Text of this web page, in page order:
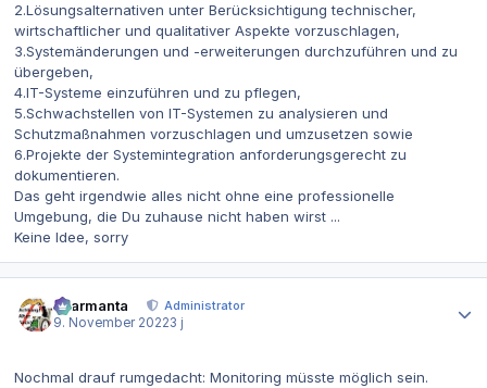
2.Lösungsalternativen unter Berücksichtigung technischer,
wirtschaftlicher und qualitativer Aspekte vorzuschlagen,
3.Systemänderungen und -erweiterungen durchzuführen und zu
übergeben,
4.IT-Systeme einzuführen und zu pflegen,
5.Schwachstellen von IT-Systemen zu analysieren und
Schutzmaßnahmen vorzuschlagen und umzusetzen sowie
6.Projekte der Systemintegration anforderungsgerecht zu
dokumentieren.
Das geht irgendwie alles nicht ohne eine professionelle
Umgebung, die Du zuhause nicht haben wirst ...
Keine Idee, sorry
charmanta
Administrator
9. November 20223 j
Nochmal drauf rumgedacht: Monitoring müsste möglich sein.